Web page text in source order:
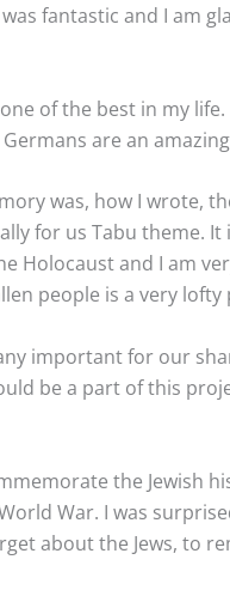
fantastic and I am
of the best in my
are an
was, how I wrote,
for us Tabu theme. It
Holocaust and I am
people is a very lofty
important for our
be a part of this
the Jewish
War. I was
about the Jews, to